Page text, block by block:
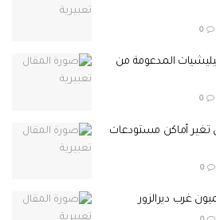
المدعومة من
تغير أماكن مستودعات
غرب ديرالزور